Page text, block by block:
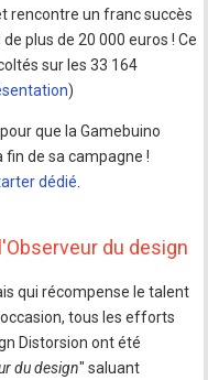
rencontre un franc succès
plus de 20 000 euros ! Ce
sur les 33 164
)
que la Gamebuino
de sa campagne !
dédié.
du design
qui récompense le talent
tous les efforts
Distorsion ont été
du design" saluant